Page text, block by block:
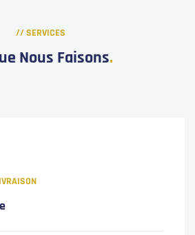
// SERVICES
Nous Faisons.